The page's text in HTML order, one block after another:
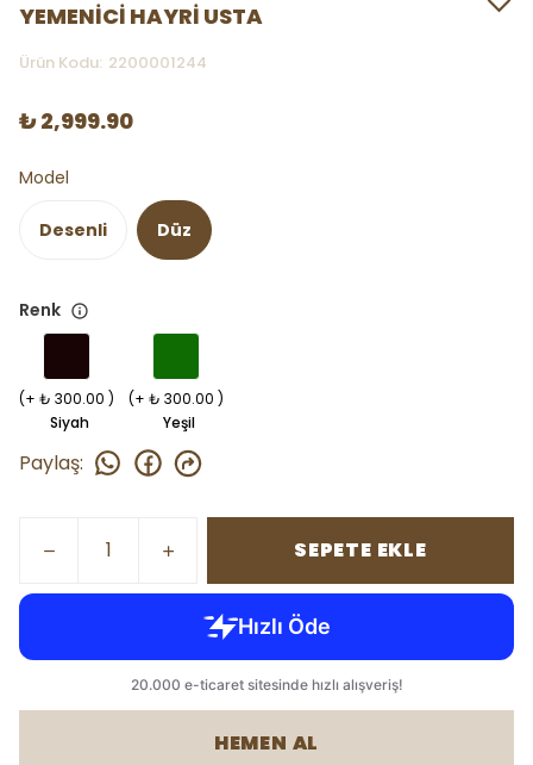
YEMENİCİ HAYRİ USTA
Ürün Kodu: 2200001244
₺ 2,999.90
Model
Desenli Düz
Renk
(+ ₺ 300.00 )
Siyah
(+ ₺ 300.00 )
Yeşil
Paylaş:
SEPETE EKLE
HEMEN AL